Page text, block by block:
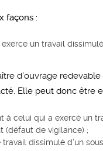
façons :
un travail
d’ouvrage
Elle peut donc être
à celui qui a exercé un
(défaut de vigilance) ;
dissimulé d’un